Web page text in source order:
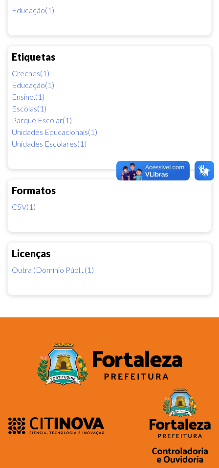
Educação(1)
Etiquetas
Creches(1)
Educação(1)
Ensino.(1)
Escolas(1)
Parque Escolar(1)
Unidades Educacionais(1)
Unidades Escolares(1)
Formatos
CSV(1)
Licenças
Outra (Domínio Públ...(1)